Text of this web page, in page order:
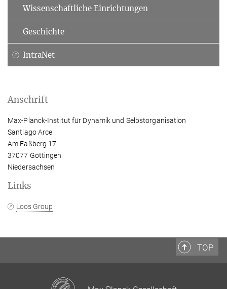
Wissenschaftliche Einrichtungen
Geschichte
IntraNet
Anschrift
Max-Planck-Institut für Dynamik und Selbstorganisation
Santiago Arce
Am Faßberg 17
37077 Göttingen
Niedersachsen
Links
Loos Group
TOP